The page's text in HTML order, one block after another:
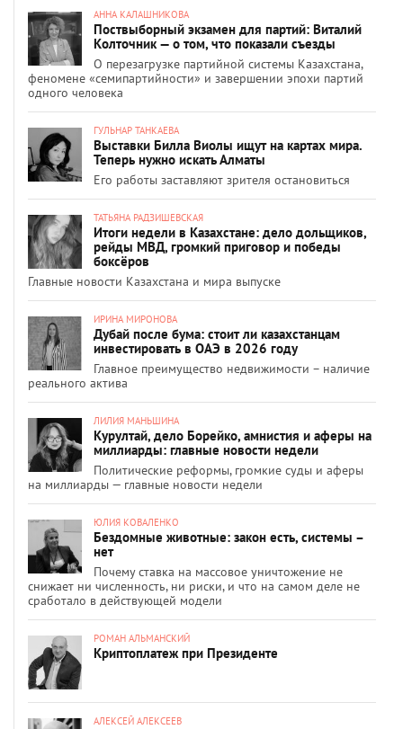
АННА КАЛАШНИКОВА
Поствыборный экзамен для партий: Виталий
Колточник — о том, что показали съезды
О перезагрузке партийной системы Казахстана,
феномене «семипартийности» и завершении эпохи партий
одного человека
ГУЛЬНАР ТАНКАЕВА
Выставки Билла Виолы ищут на картах мира.
Теперь нужно искать Алматы
Его работы заставляют зрителя остановиться
ТАТЬЯНА РАДЗИШЕВСКАЯ
Итоги недели в Казахстане: дело дольщиков,
рейды МВД, громкий приговор и победы
боксёров
Главные новости Казахстана и мира выпуске
ИРИНА МИРОНОВА
Дубай после бума: стоит ли казахстанцам
инвестировать в ОАЭ в 2026 году
Главное преимущество недвижимости – наличие
реального актива
ЛИЛИЯ МАНЬШИНА
Курултай, дело Борейко, амнистия и аферы на
миллиарды: главные новости недели
Политические реформы, громкие суды и аферы
на миллиарды — главные новости недели
ЮЛИЯ КОВАЛЕНКО
Бездомные животные: закон есть, системы –
нет
Почему ставка на массовое уничтожение не
снижает ни численность, ни риски, и что на самом деле не
сработало в действующей модели
РОМАН АЛЬМАНСКИЙ
Криптоплатеж при Президенте
АЛЕКСЕЙ АЛЕКСЕЕВ